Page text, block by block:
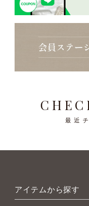
最近
アイテムから探す